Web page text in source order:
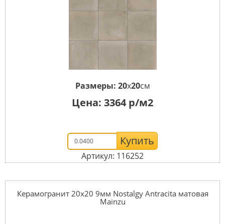
Размеры: 20x20см
Цена: 3364 р/м2
Купить
Артикул: 116252
Керамогранит 20x20 9мм Nostalgy Antracita матовая
Mainzu